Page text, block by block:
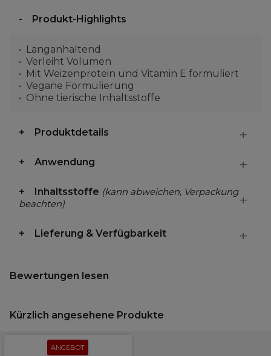
Produkt-Highlights
Langanhaltend
Verleiht Volumen
Mit Weizenprotein und Vitamin E formuliert
Vegane Formulierung
Ohne tierische Inhaltsstoffe
Produktdetails
Anwendung
Inhaltsstoffe (kann abweichen, Verpackung
beachten)
Lieferung & Verfügbarkeit
Bewertungen lesen
Kürzlich angesehene Produkte
ANGEBOT